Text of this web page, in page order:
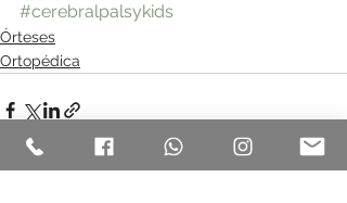
#cerebralpalsykids
Órteses
Ortopédica